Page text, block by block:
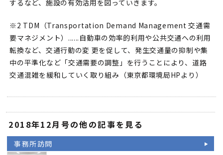
するなど、施設の有効活用を図っていきます。
※2 TDM（Transportation Demand Management 交通需
要マネジメント）......自動車の効率的利用や公共交通への利用
転換など、交通行動の変 更を促して、発生交通量の抑制や集
中の平準化など「交通需要の調整」を行うことにより、道路
交通混雑を緩和していく取り組み（東京都環境局HPより）
2018年12月号の他の記事を見る
事務所訪問